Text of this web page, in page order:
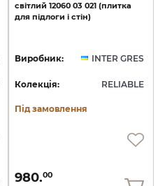
світлий 12060 03 021 (плитка
для підлоги і стін)
Виробник: INTER GRES
Колекція: RELIABLE
Під замовлення
980.00